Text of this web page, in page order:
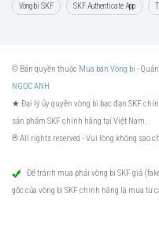
Vòng bi SKF SKF Authenticate App
© Bản quyền thuộc Mua bán Vòng bi -
NGỌC ANH
★ Đại lý ủy quyền vòng bi bạc đạn SKF
sản phẩm SKF chính hãng tại Việt Nam.
® All rights reserved - Vui lòng không sao
Để tránh mua phải vòng bi SKF giả
gốc của vòng bi SKF chính hãng là mua từ